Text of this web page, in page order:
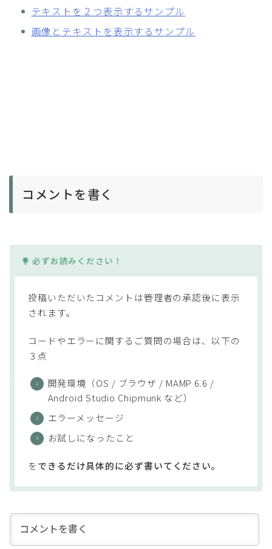
テキストを２つ表示するサンプル
画像とテキストを表示するサンプル
コメントを書く
必ずお読みください！
投稿いただいたコメントは管理者の承認後に表示
されます。
コードやエラーに関するご質問の場合は、以下の
３点
開発環境（OS / ブラウザ / MAMP 6.6 /
Android Studio Chipmunk など）
エラーメッセージ
お試しになったこと
をできるだけ具体的に必ず書いてください。